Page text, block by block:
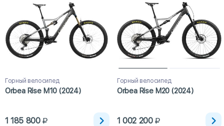
Горный велосипед
Orbea Rise M10 (2024)
1 185 800
Горный велосипед
Orbea Rise M20 (2024)
1 002 200